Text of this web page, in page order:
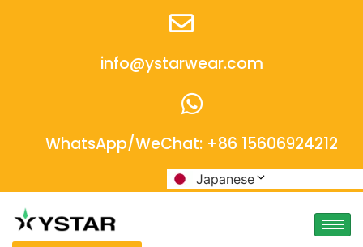
info@ystarwear.com
WhatsApp/WeChat: +86 15606924212
Japanese